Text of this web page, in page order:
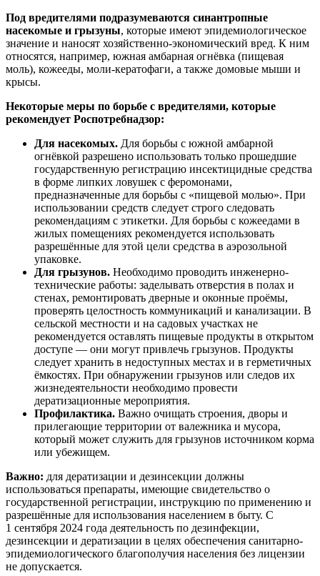
Под вредителями подразумеваются синантропные
насекомые и грызуны, которые имеют эпидемиологическое
значение и наносят хозяйственно-экономический вред. К ним
относятся, например, южная амбарная огнёвка (пищевая
моль), кожееды, моли-кератофаги, а также домовые мыши и
крысы.
Некоторые меры по борьбе с вредителями, которые
рекомендует Роспотребнадзор:
Для насекомых. Для борьбы с южной амбарной
огнёвкой разрешено использовать только прошедшие
государственную регистрацию инсектицидные средства
в форме липких ловушек с феромонами,
предназначенные для борьбы с «пищевой молью». При
использовании средств следует строго следовать
рекомендациям с этикетки. Для борьбы с кожеедами в
жилых помещениях рекомендуется использовать
разрешённые для этой цели средства в аэрозольной
упаковке.
Для грызунов. Необходимо проводить инженерно-
технические работы: заделывать отверстия в полах и
стенах, ремонтировать дверные и оконные проёмы,
проверять целостность коммуникаций и канализации. В
сельской местности и на садовых участках не
рекомендуется оставлять пищевые продукты в открытом
доступе — они могут привлечь грызунов. Продукты
следует хранить в недоступных местах и в герметичных
ёмкостях. При обнаружении грызунов или следов их
жизнедеятельности необходимо провести
дератизационные мероприятия.
Профилактика. Важно очищать строения, дворы и
прилегающие территории от валежника и мусора,
который может служить для грызунов источником корма
или убежищем.
Важно: для дератизации и дезинсекции должны
использоваться препараты, имеющие свидетельство о
государственной регистрации, инструкцию по применению и
разрешённые для использования населением в быту. С
1 сентября 2024 года деятельность по дезинфекции,
дезинсекции и дератизации в целях обеспечения санитарно-
эпидемиологического благополучия населения без лицензии
не допускается.